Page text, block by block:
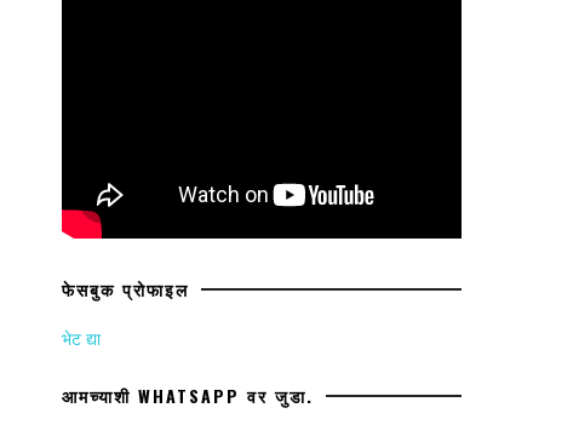
फेसबुक प्रोफाइल
भेट द्या
आमच्याशी WHATSAPP वर जुडा.